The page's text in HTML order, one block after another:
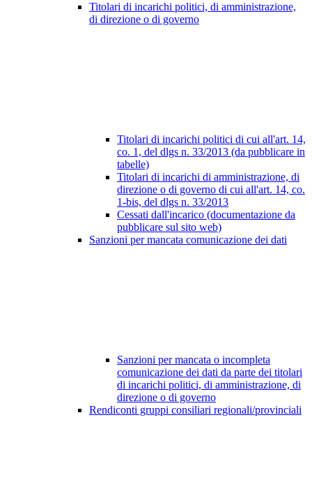
Titolari di incarichi politici, di amministrazione,
di direzione o di governo
Titolari di incarichi politici di cui all'art. 14,
co. 1, del dlgs n. 33/2013 (da pubblicare in
tabelle)
Titolari di incarichi di amministrazione, di
direzione o di governo di cui all'art. 14, co.
1-bis, del dlgs n. 33/2013
Cessati dall'incarico (documentazione da
pubblicare sul sito web)
Sanzioni per mancata comunicazione dei dati
Sanzioni per mancata o incompleta
comunicazione dei dati da parte dei titolari
di incarichi politici, di amministrazione, di
direzione o di governo
Rendiconti gruppi consiliari regionali/provinciali